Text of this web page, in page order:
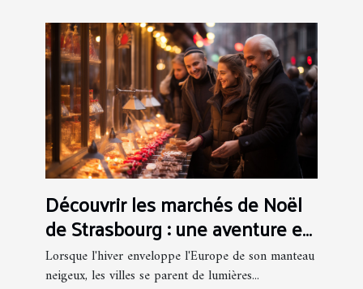
Découvrir les marchés de Noël
de Strasbourg : une aventure en
bus
Lorsque l'hiver enveloppe l'Europe de son manteau
neigeux, les villes se parent de lumières...